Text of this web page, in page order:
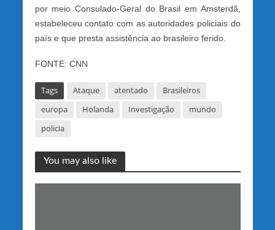
por meio Consulado-Geral do Brasil em Amsterdã,
estabeleceu contato com as autoridades policiais do
país e que presta assistência ao brasileiro ferido.
FONTE: CNN
Tags Ataque atentado
Brasileiros
europa
Holanda Investigação
mundo
policia
You may also like